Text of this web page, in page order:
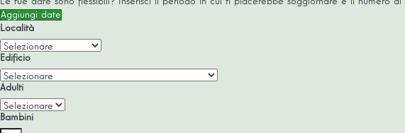
Aggiungi date
Località
Edificio
Adulti
Bambini